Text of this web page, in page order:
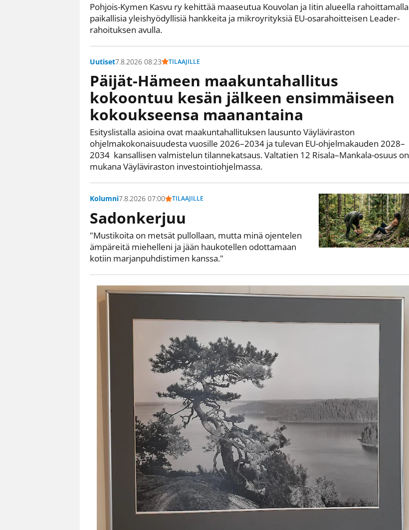
Pohjois-Kymen Kasvu ry kehittää maaseutua Kouvolan ja Iitin alueella rahoittamalla
paikallisia yleishyödyllisiä hankkeita ja mikroyrityksiä EU-osarahoitteisen Leader-
rahoituksen avulla.
Uutiset7.8.2026 08:23 TILAAJILLE
Päijät-Hämeen maakuntahallitus
kokoontuu kesän jälkeen ensimmäiseen
kokoukseensa maanantaina
Esityslistalla asioina ovat maakuntahallituksen lausunto Väyläviraston
ohjelmakokonaisuudesta vuosille 2026–2034 ja tulevan EU-ohjelmakauden 2028–
2034 kansallisen valmistelun tilannekatsaus. Valtatien 12 Risala–Mankala-osuus on
mukana Väyläviraston investointiohjelmassa.
Kolumni7.8.2026 07:00 TILAAJILLE
Sadonkerjuu
"Mustikoita on metsät pullollaan, mutta minä ojentelen
ämpäreitä miehelleni ja jään haukotellen odottamaan
kotiin marjanpuhdistimen kanssa."